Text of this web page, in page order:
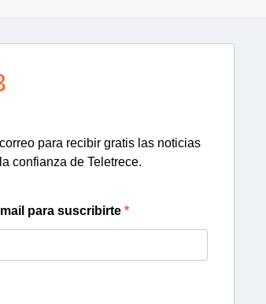
para recibir gratis las noticias
confianza de Teletrece.
para suscribirte